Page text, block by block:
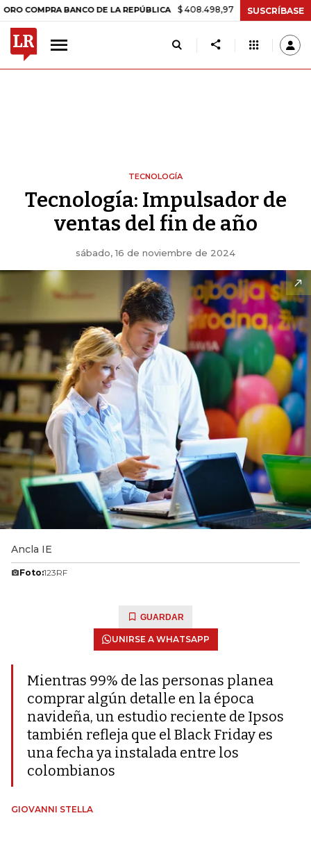
BANCO DE LA REPÚBLICA $ 408.498,97 +$ 8.753,81 +2,19%
SUSCRÍBASE
TECNOLOGÍA
Tecnología: Impulsador de
ventas del fin de año
sábado, 16 de noviembre de 2024
Ancla IE
Foto:123RF
GUARDAR
UNIRSE A WHATSAPP
Mientras 99% de las personas planea
comprar algún detalle en la época
navideña, un estudio reciente de Ipsos
también refleja que el Black Friday es
una fecha ya instalada entre los
colombianos
GIOVANNI STELLA